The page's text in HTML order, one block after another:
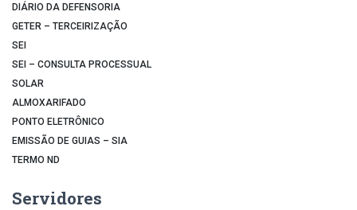
DIÁRIO DA DEFENSORIA
GETER – TERCEIRIZAÇÃO
SEI
SEI – CONSULTA PROCESSUAL
SOLAR
ALMOXARIFADO
PONTO ELETRÔNICO
EMISSÃO DE GUIAS – SIA
TERMO ND
Servidores